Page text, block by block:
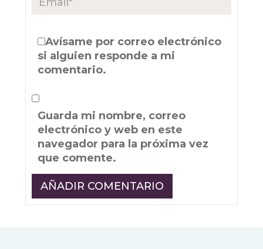
Avísame por correo electrónico
si alguien responde a mi
comentario.
Guarda mi nombre, correo
electrónico y web en este
navegador para la próxima vez
que comente.